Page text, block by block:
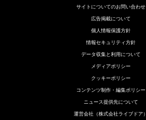
サイトについてのお問い合わせ
広告掲載について
個人情報保護方針
情報セキュリティ方針
データ収集と利用について
メディアポリシー
クッキーポリシー
コンテンツ制作・編集ポリシー
ニュース提供先について
運営会社（株式会社ライブドア）